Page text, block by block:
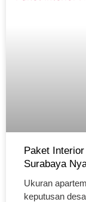
Paket
Surabaya
Ukuran
keputusan